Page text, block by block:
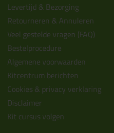
Levertijd & Bezorging
Retourneren & Annuleren
Veel gestelde vragen (FAQ)
Bestelprocedure
Algemene voorwaarden
Kitcentrum berichten
Cookies & privacy verklaring
Disclaimer
Kit cursus volgen